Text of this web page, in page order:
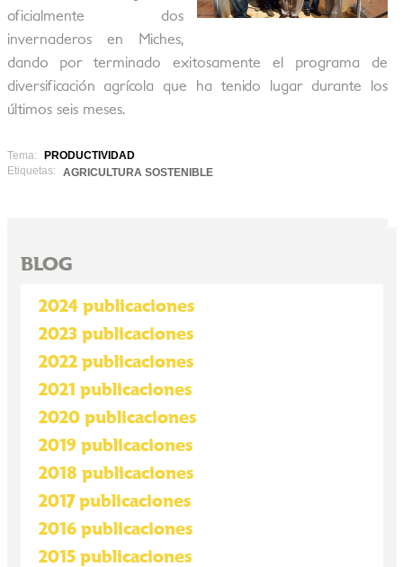
oficialmente dos
invernaderos en Miches,
dando por terminado exitosamente el programa de
diversificación agrícola que ha tenido lugar durante los
últimos seis meses.
Tema:
PRODUCTIVIDAD
Etiquetas:
AGRICULTURA SOSTENIBLE
BLOG
2024 publicaciones
2023 publicaciones
2022 publicaciones
2021 publicaciones
2020 publicaciones
2019 publicaciones
2018 publicaciones
2017 publicaciones
2016 publicaciones
2015 publicaciones